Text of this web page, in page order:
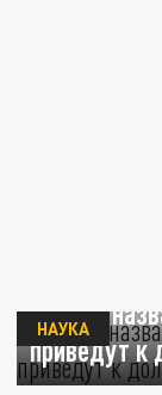
Ученые
приведут к
НАУКА